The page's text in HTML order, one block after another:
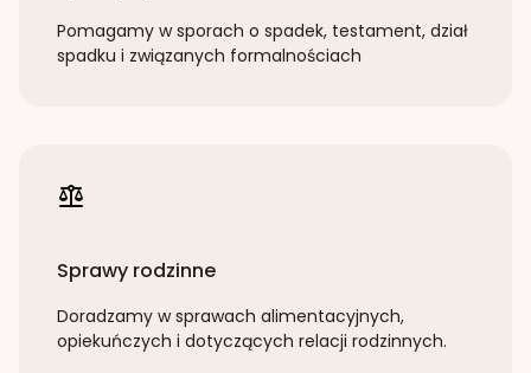
Pomagamy w sporach o spadek, testament, dział
spadku i związanych formalnościach
Sprawy rodzinne
Doradzamy w sprawach alimentacyjnych,
opiekuńczych i dotyczących relacji rodzinnych.